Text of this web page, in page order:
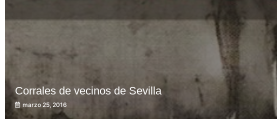
Corrales de vecinos de Sevilla
marzo 25, 2016